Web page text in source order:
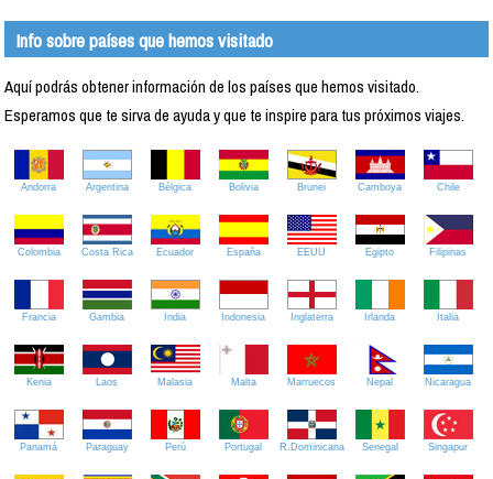
Info sobre países que hemos visitado
Aquí podrás obtener información de los países que hemos visitado.
Esperamos que te sirva de ayuda y que te inspire para tus próximos viajes.
Andorra Argentina Bélgica Bolivia Brunei Camboya Chile
Colombia Costa Rica Ecuador España EEUU Egipto Filipinas
Francia Gambia India Indonesia Inglaterra Irlanda Italia
Kenia Laos Malasia Malta Marruecos Nepal Nicaragua
Panamá Paraguay Perú Portugal R.Dominicana Senegal Singapur